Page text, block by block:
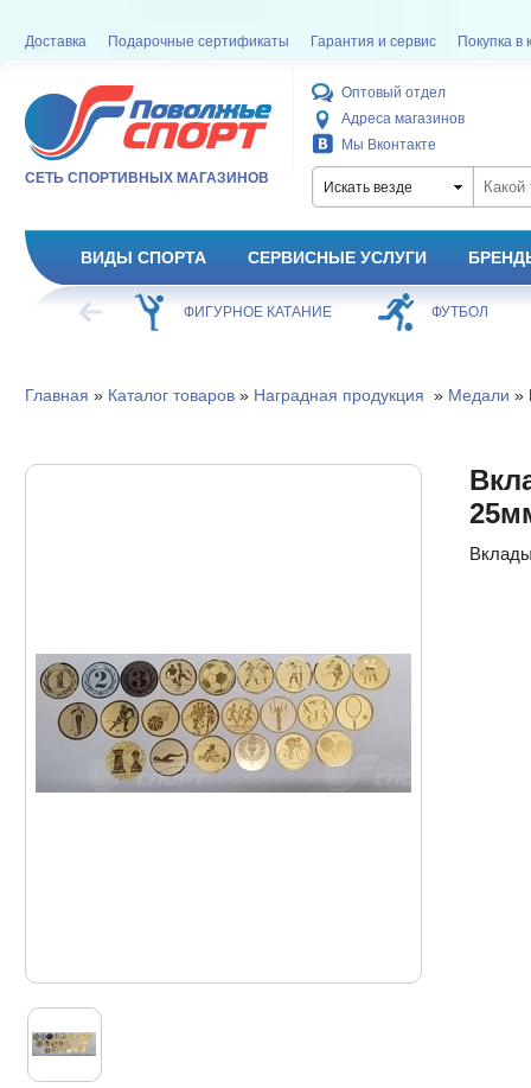
Доставка Подарочные сертификаты Гарантия и сервис Покупка в
СЕТЬ СПОРТИВНЫХ МАГАЗИНОВ
Оптовый отдел
Адреса магазинов
Мы Вконтакте
Искать везде
ВИДЫ СПОРТА СЕРВИСНЫЕ УСЛУГИ
КАТАНИЕ ФУТБОЛ БАСКЕТБОЛ
Главная » Каталог товаров» Наградная продукция » Медали »